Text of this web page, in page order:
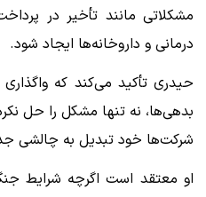
مشکلاتی مانند تأخیر در
درمانی و داروخانه‌ها ایجاد شود.
حیدری تأکید می‌کند که
بدهی‌ها، نه تنها مشکل را حل
شرکت‌ها خود تبدیل به چالشی
او معتقد است اگرچه شرایط